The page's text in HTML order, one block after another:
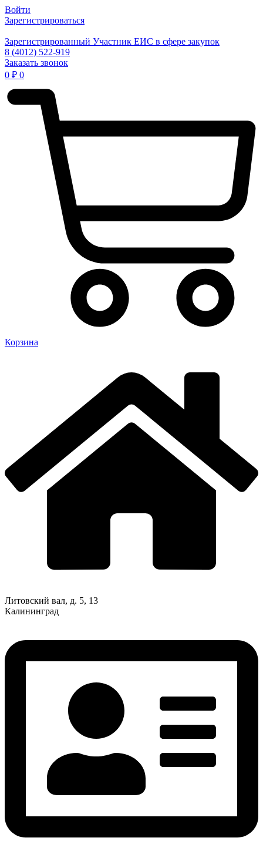
Войти
Зарегистрироваться
Зарегистрированный Участник ЕИС в сфере закупок
8 (4012) 522-919
Заказать звонок
0 ₽ 0
Корзина
Литовский вал, д. 5, 13
Калининград